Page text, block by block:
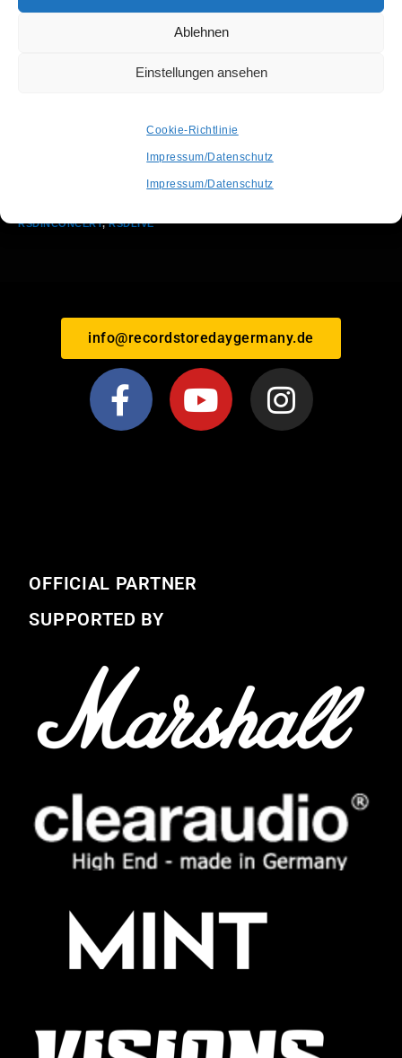
Ablehnen
Einstellungen ansehen
Cookie-Richtlinie
Impressum/Datenschutz
Impressum/Datenschutz
wendet euch bitte direkt an die jeweilige
1.935
DIESTERNE, GSA, RECORD STORE DAY
RSDINCONCERT, RSDLIVE
info@recordstoredaygermany.de
OFFICIAL PARTNER
SUPPORTED BY